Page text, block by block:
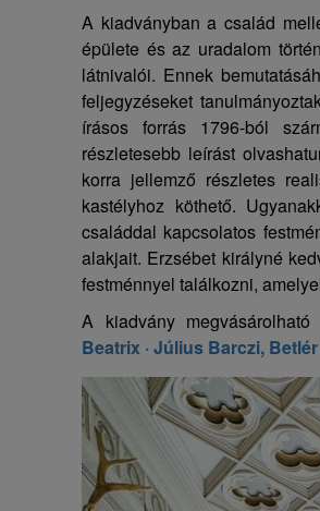
A kiadványban a család
épülete és az uradalom
látnivalói. Ennek
feljegyzéseket
írásos forrás 1796-ból
részletesebb leírást
korra jellemző részletes
kastélyhoz köthető.
családdal kapcsolatos
alakjait. Erzsébet királyné
festménnyel találkozni,
A kiadvány
Beatrix · Július Barczi,